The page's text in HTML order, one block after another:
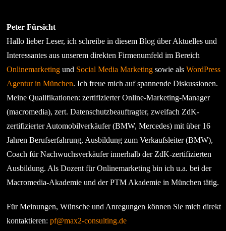
Peter Fürsicht
Hallo lieber Leser, ich schreibe in diesem Blog über Aktuelles und
Interessantes aus unserem direkten Firmenumfeld im Bereich
Onlinemarketing und Social Media Marketing sowie alsWordPress
Agentur in München. Ich freue mich auf spannende Diskussionen.
Meine Qualifikationen: zertifizierter Online-Marketing-Manager
(macromedia), zert. Datenschutzbeauftragter, zweifach ZdK-
zertifizierter Automobilverkäufer (BMW, Mercedes) mit über 16
Jahren Berufserfahrung, Ausbildung zum Verkaufsleiter (BMW),
Coach für Nachwuchsverkäufer innerhalb der ZdK-zertifizierten
Ausbildung. Als Dozent für Onlinemarketing bin ich u.a. bei der
Macromedia-Akademie und der PTM Akademie in München tätig.
Für Meinungen, Wünsche und Anregungen können Sie mich direkt
kontaktieren:pf@max2-consulting.de